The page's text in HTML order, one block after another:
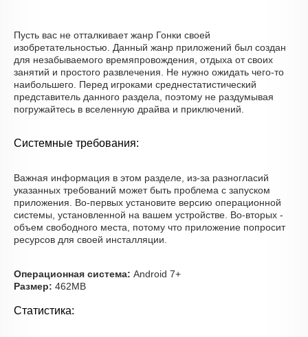
Пусть вас не отталкивает жанр Гонки своей
изобретательностью. Данный жанр приложений был создан
для незабываемого времяпровождения, отдыха от своих
занятий и простого развлечения. Не нужно ожидать чего-то
наибольшего. Перед игроками среднестатистический
представитель данного раздела, поэтому не раздумывая
погружайтесь в вселенную драйва и приключений.
Системные требования:
Важная информация в этом разделе, из-за разногласий
указанных требований может быть проблема с запуском
приложения. Во-первых установите версию операционной
системы, установленной на вашем устройстве. Во-вторых -
объем свободного места, потому что приложение попросит
ресурсов для своей инсталляции.
Операционная система: Android 7+
Размер: 462MB
Статистика: